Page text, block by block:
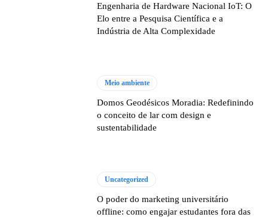
Engenharia de Hardware Nacional IoT: O
Elo entre a Pesquisa Científica e a
Indústria de Alta Complexidade
Meio ambiente
Domos Geodésicos Moradia: Redefinindo
o conceito de lar com design e
sustentabilidade
Uncategorized
O poder do marketing universitário
offline: como engajar estudantes fora das